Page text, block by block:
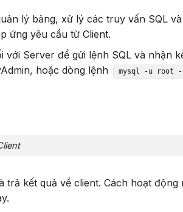
lý bảng, xử lý các truy vấn SQL
ứng yêu cầu từ Client.
với Server để gửi lệnh SQL và nhận
hoặc dòng lệnh
mysql -u root -
kết quả về client. Cách hoạt động